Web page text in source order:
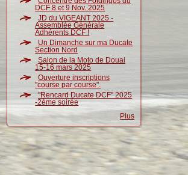
DCF 8 et 9 Nov. 2025
JD du VIGEANT 2025 -
Assemblée Générale
Adhérents DCF !
Un Dimanche sur ma Ducate
Section Nord
Salon de la Moto de Douai
15-16 mars 2025
Ouverture inscriptions
"course par course".
"Rencard Ducate DCF" 2025
-2ème soirée
Plus